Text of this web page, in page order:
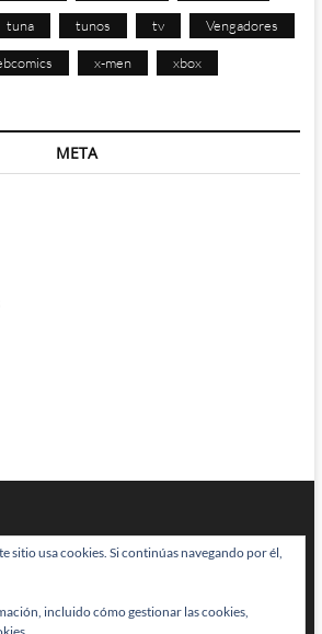
tuna tunos tv Vengadores
x-men xbox
META
por:Theme Freesia|WordPress| © Todos
sitio usa cookies. Si continúas navegando por él,
incluido cómo gestionar las cookies,